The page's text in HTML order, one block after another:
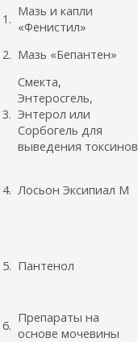
1. Мазь и капли
«Фенистил»
2. Мазь «Бепантен»
3.
Смекта,
Энтеросгель,
Энтерол или
Сорбогель для
выведения токсинов
4. Лосьон Эксипиал М
5. Пантенол
6. Препараты на
основе мочевины